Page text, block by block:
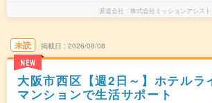
派遣会社 株式会社ミッションアシスト
未読
NEW
掲載日 2026/08/08
大阪市西区【週2日～】ホテルラ
マンションで生活サポート